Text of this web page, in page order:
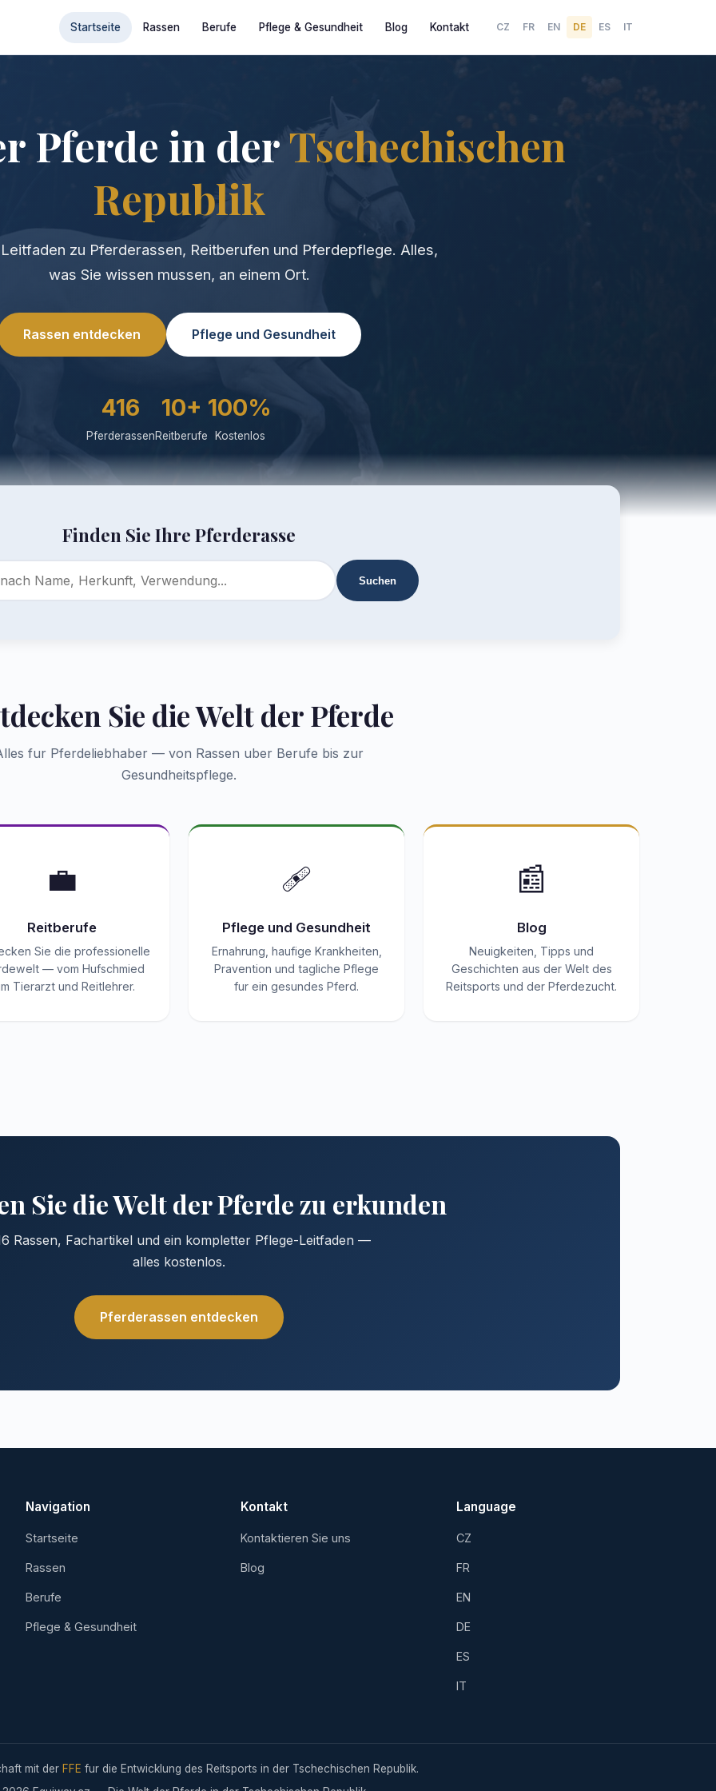
Startseite Rassen Berufe Pflege & Gesundheit Blog Kontakt CZ FR EN DE ES IT
Pferde in derTschechischen
Republik
zu Pferderassen, Reitberufen und Pferdepflege. Alles,
was Sie wissen mussen, an einem Ort.
Rassen entdecken Pflege und Gesundheit
416
Pferderassen
10+
Reitberufe
100%
Kostenlos
Finden Sie Ihre Pferderasse
Suchen
Sie die Welt der Pferde
fur Pferdeliebhaber — von Rassen uber Berufe bis zur
Gesundheitspflege.
💼
Reitberufe
Sie die professionelle
— vom Hufschmied
Tierarzt und Reitlehrer.
🩹
Pflege und Gesundheit
Ernahrung, haufige Krankheiten,
Pravention und tagliche Pflege
fur ein gesundes Pferd.
📰
Blog
Neuigkeiten, Tipps und
Geschichten aus der Welt des
Reitsports und der Pferdezucht.
Sie die Welt der Pferde zu erkunden
Rassen, Fachartikel und ein kompletter Pflege-Leitfaden —
alles kostenlos.
Pferderassen entdecken
Navigation
Startseite
Rassen
Berufe
Pflege & Gesundheit
Kontakt
Kontaktieren Sie uns
Blog
Language
CZ
FR
EN
DE
ES
IT
mit der FFE fur die Entwicklung des Reitsports in der Tschechischen Republik.